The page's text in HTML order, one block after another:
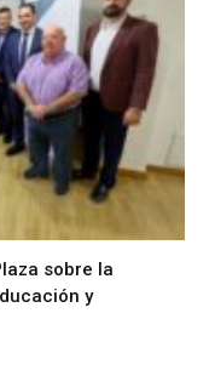
sobre la
y